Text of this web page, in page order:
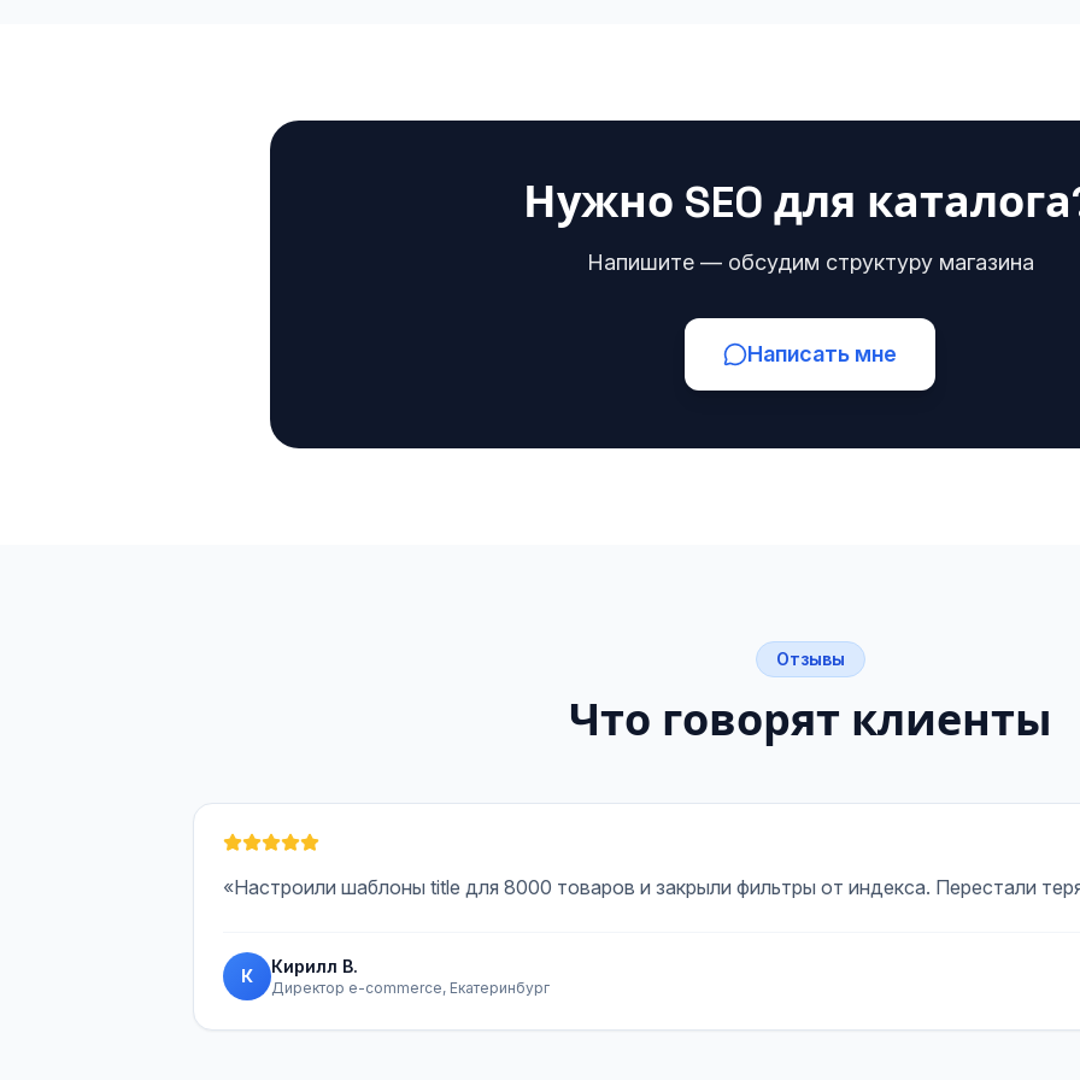
Нужно SEO для
Напишите — обсудим структуру магазина
Написать мне
Отзывы
Что говорят клиенты
«Настроили шаблоны title для 8000 товаров и закрыли фильтры от индекса. Перестали
К Кирилл В.
Директор e-commerce, Екатеринбург